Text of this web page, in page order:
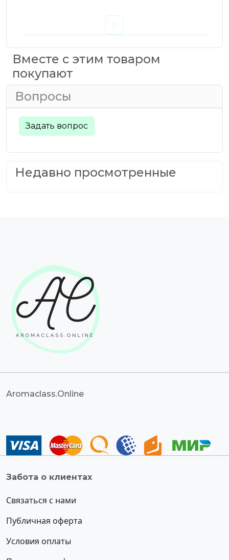
Вместе с этим товаром
покупают
Вопросы
Задать вопрос
Недавно просмотренные
Aromaclass.Online
Забота о клиентах
Связаться с нами
Публичная оферта
Условия оплаты